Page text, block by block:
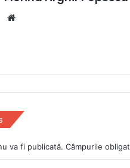
va fi publicată. Câmpurile